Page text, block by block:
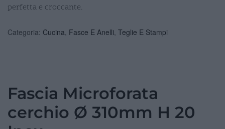
perfetta e croccante.
Categoria: Cucina Fasce E Anelli Teglie E Stampi
Fascia Microforata
cerchio Ø 310mm H 20